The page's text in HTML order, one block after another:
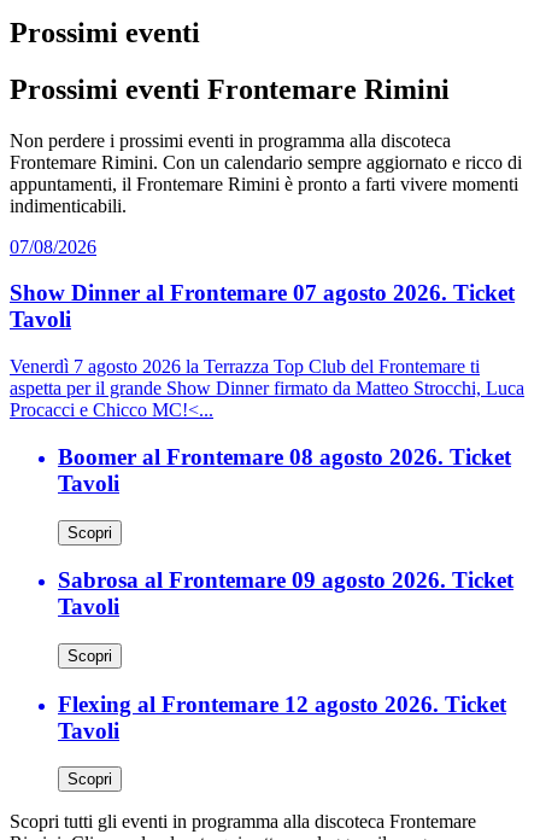
Prossimi eventi
Prossimi eventi Frontemare Rimini
Non perdere i prossimi eventi in programma alla discoteca
Frontemare Rimini. Con un calendario sempre aggiornato e ricco di
appuntamenti, il Frontemare Rimini è pronto a farti vivere momenti
indimenticabili.
07/08/2026
Show Dinner al Frontemare 07 agosto 2026. Ticket
Tavoli
Venerdì 7 agosto 2026 la Terrazza Top Club del Frontemare ti
aspetta per il grande Show Dinner firmato da Matteo Strocchi, Luca
Procacci e Chicco MC!<...
Boomer al Frontemare 08 agosto 2026. Ticket
Tavoli
Scopri
Sabrosa al Frontemare 09 agosto 2026. Ticket
Tavoli
Scopri
Flexing al Frontemare 12 agosto 2026. Ticket
Tavoli
Scopri
Scopri tutti gli eventi in programma alla discoteca Frontemare